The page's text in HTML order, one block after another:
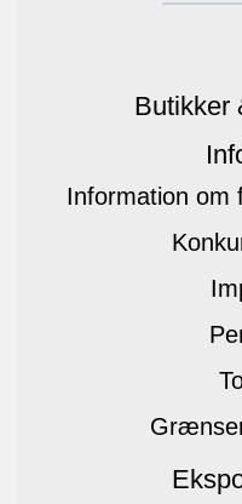
Butikker
Information om